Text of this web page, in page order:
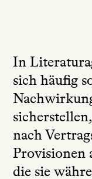
In
sich häufig
nach
Provisionen
die sie